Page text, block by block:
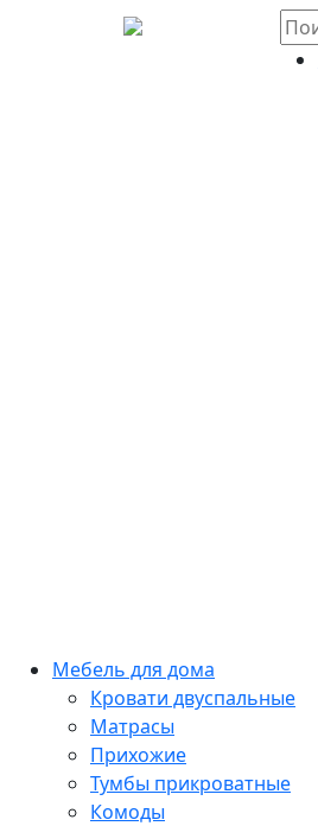
Мебель для дома
Кровати двуспальные
Матрасы
Прихожие
Тумбы прикроватные
Комоды